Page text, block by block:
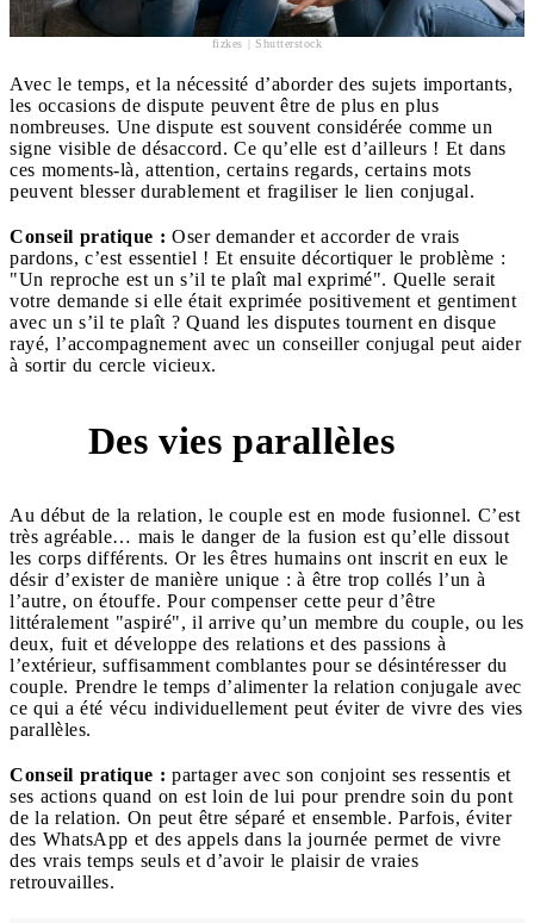
fizkes | Shutterstock
Avec le temps, et la nécessité d’aborder des sujets importants,
les occasions de dispute peuvent être de plus en plus
nombreuses. Une dispute est souvent considérée comme un
signe visible de désaccord. Ce qu’elle est d’ailleurs ! Et dans
ces moments-là, attention, certains regards, certains mots
peuvent blesser durablement et fragiliser le lien conjugal.
Conseil pratique : Oser demander et accorder de vrais
pardons, c’est essentiel ! Et ensuite décortiquer le problème :
"Un reproche est un s’il te plaît mal exprimé". Quelle serait
votre demande si elle était exprimée positivement et gentiment
avec un s’il te plaît ? Quand les disputes tournent en disque
rayé, l’accompagnement avec un conseiller conjugal peut aider
à sortir du cercle vicieux.
Des vies parallèles
Au début de la relation, le couple est en mode fusionnel. C’est
très agréable… mais le danger de la fusion est qu’elle dissout
les corps différents. Or les êtres humains ont inscrit en eux le
désir d’exister de manière unique : à être trop collés l’un à
l’autre, on étouffe. Pour compenser cette peur d’être
littéralement "aspiré", il arrive qu’un membre du couple, ou les
deux, fuit et développe des relations et des passions à
l’extérieur, suffisamment comblantes pour se désintéresser du
couple. Prendre le temps d’alimenter la relation conjugale avec
ce qui a été vécu individuellement peut éviter de vivre des vies
parallèles.
Conseil pratique : partager avec son conjoint ses ressentis et
ses actions quand on est loin de lui pour prendre soin du pont
de la relation. On peut être séparé et ensemble. Parfois, éviter
des WhatsApp et des appels dans la journée permet de vivre
des vrais temps seuls et d’avoir le plaisir de vraies
retrouvailles.